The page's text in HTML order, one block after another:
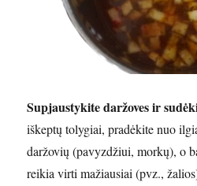
Supjaustykite daržoves ir
iškeptų tolygiai, pradėkite nuo
daržovių (pavyzdžiui, morkų), o
reikia virti mažiausiai (pvz.,